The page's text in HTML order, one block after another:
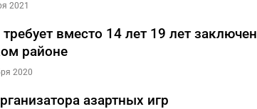
2021
вместо 14 лет 19 лет
районе
2020
азартных игр